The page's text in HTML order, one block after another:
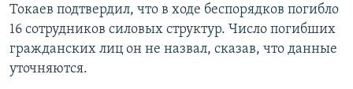
Токаев подтвердил, что в ходе беспорядков погибло
16 сотрудников силовых структур. Число погибших
гражданских лиц он не назвал, сказав, что данные
уточняются.